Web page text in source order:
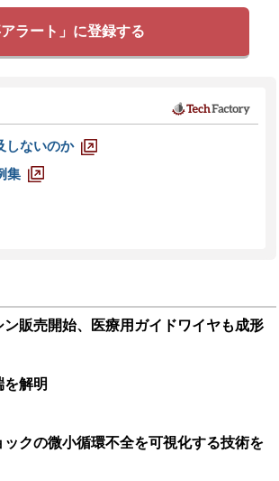
ラート」に登録する
しないのか
集
販売開始、医療用ガイドワイヤも成形
を解明
クの微小循環不全を可視化する技術を